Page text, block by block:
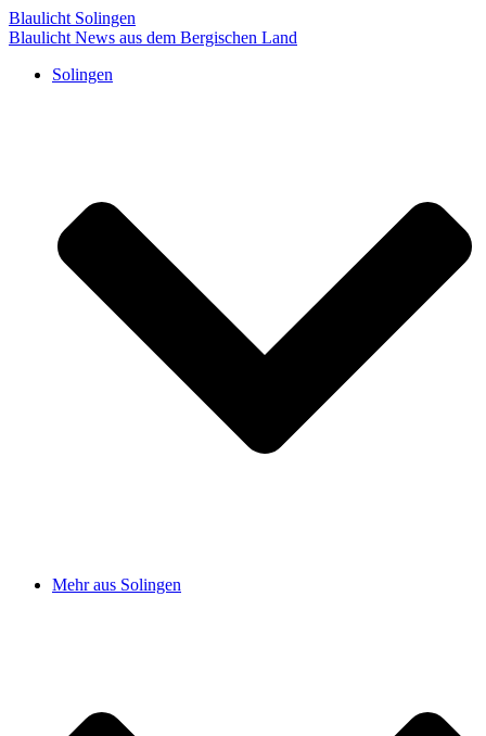
Blaulicht Solingen
Blaulicht News aus dem Bergischen Land
Solingen
Mehr aus Solingen